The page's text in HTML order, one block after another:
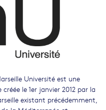
Université est une
le 1er janvier 2012 par la
existant précédemment,